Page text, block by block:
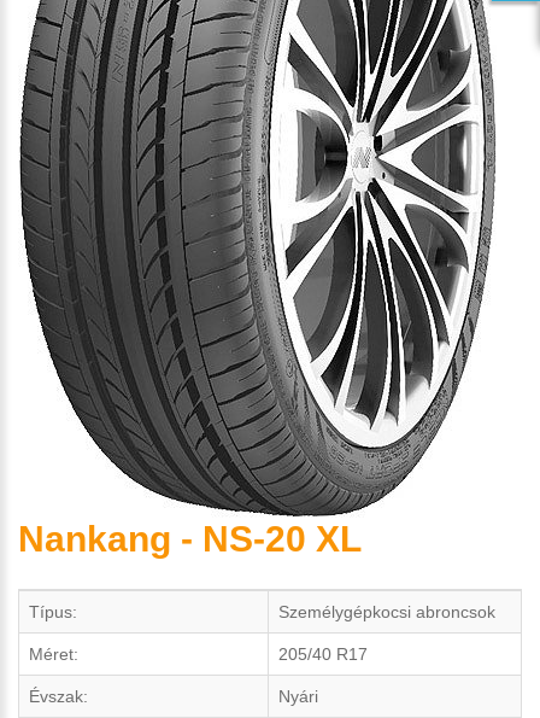
Nankang - NS-20 XL
Típus: Személygépkocsi abroncsok
Méret: 205/40 R17
Évszak: Nyári